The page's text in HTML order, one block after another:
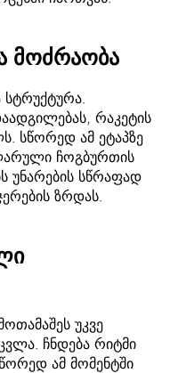
მოძრაობა
სტრუქტურა.
რაკეტის
სწორედ ამ ეტაპზე
ჩოგბურთის
უნარების სწრაფად
ზრდას.
უკვე
ჩნდება რიტმი
ამ მომენტში